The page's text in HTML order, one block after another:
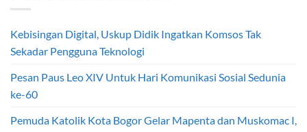
Kebisingan Digital, Uskup Didik Ingatkan Komsos Tak
Sekadar Pengguna Teknologi
Pesan Paus Leo XIV Untuk Hari Komunikasi Sosial Sedunia
ke-60
Pemuda Katolik Kota Bogor Gelar Mapenta dan Muskomac I,